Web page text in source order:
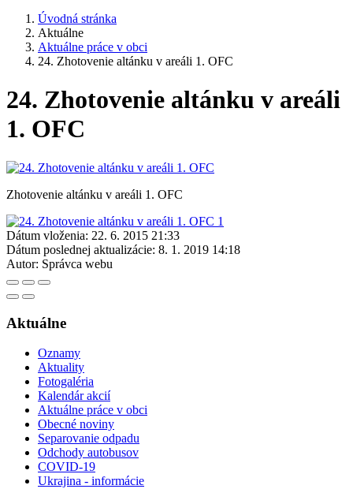
Úvodná stránka
Aktuálne
Aktuálne práce v obci
24. Zhotovenie altánku v areáli 1. OFC
24. Zhotovenie altánku v areáli
1. OFC
Zhotovenie altánku v areáli 1. OFC
Dátum vloženia: 22. 6. 2015 21:33
Dátum poslednej aktualizácie: 8. 1. 2019 14:18
Autor: Správca webu
Aktuálne
Oznamy
Aktuality
Fotogaléria
Kalendár akcií
Aktuálne práce v obci
Obecné noviny
Separovanie odpadu
Odchody autobusov
COVID-19
Ukrajina - informácie